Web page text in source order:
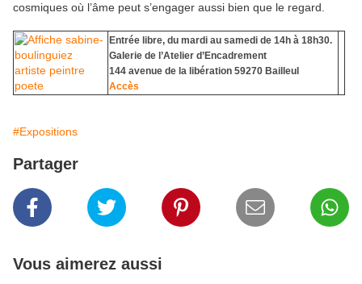
cosmiques où l’âme peut s’engager aussi bien que le regard.
Entrée libre, du mardi au samedi de 14h à 18h30.
Galerie de l’Atelier d’Encadrement
144 avenue de la libération 59270 Bailleul
Accès
#Expositions
Partager
Vous aimerez aussi